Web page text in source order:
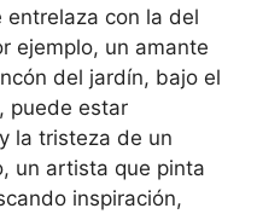
entrelaza con la del
ejemplo, un amante
del jardín, bajo el
puede estar
la tristeza de un
un artista que pinta
inspiración,